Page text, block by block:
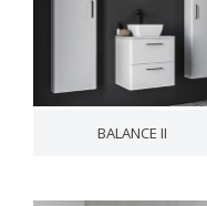
BALANCE II